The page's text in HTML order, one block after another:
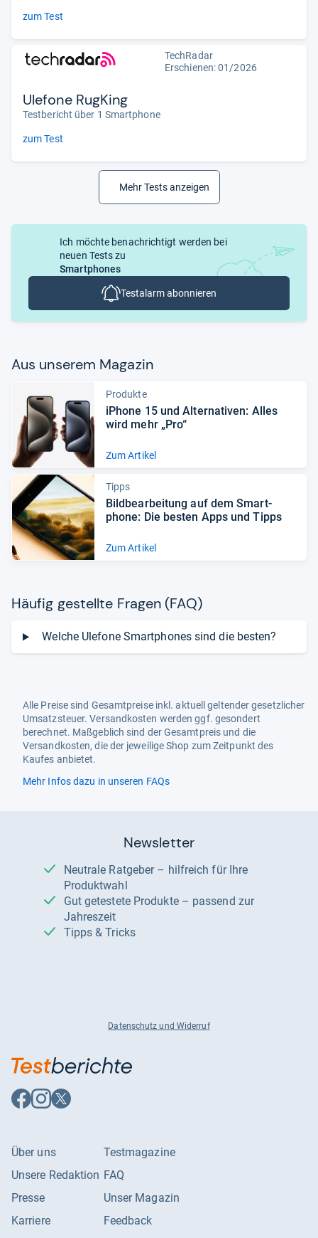
zum Test
TechRadar
Erschienen:01/2026
Ulefone RugKing
Testbericht über 1 Smartphone
zum Test
Mehr Tests anzeigen
Ich möchte benachrichtigt werden bei
neuen Tests zu
Smartphones
Testalarm abonnieren
Aus unse­rem Maga­zin
Produkte
iPhone 15 und Alter­na­ti­ven: Alles
wird mehr „Pro“
Zum Artikel
Tipps
Bild­be­ar­bei­tung auf dem Smart­
phone: Die bes­ten Apps und Tipps
Zum Artikel
Häu­fig gestellte Fra­gen (FAQ)
Welche Ulefone Smartphones sind die besten?
Alle Preise sind Gesamtpreise inkl. aktuell geltender gesetzlicher
Umsatzsteuer. Versandkosten werden ggf. gesondert
berechnet. Maßgeblich sind der Gesamtpreis und die
Versandkosten, die der jeweilige Shop zum Zeitpunkt des
Kaufes anbietet.
Mehr Infos dazu in unseren FAQs
Newsletter
Neutrale Ratgeber – hilfreich für Ihre
Produktwahl
Gut getestete Produkte – passend zur
Jahreszeit
Tipps & Tricks
Datenschutz und Widerruf
Auf
Facebook
Auf
Instagram
Auf
X
Über uns
Unsere Redaktion
Presse
Karriere
Testmagazine
FAQ
Unser Magazin
Feedback